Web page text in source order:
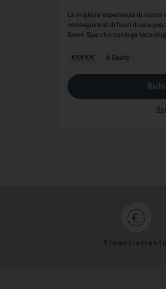
La migliore esperienza di nuoto
conseguire al di fuori di una
Swim Spa che coniuga
€€€€€
4 Seats
Finanziamento